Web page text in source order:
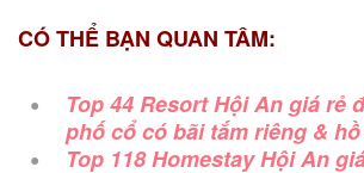
CÓ THỂ BẠN QUAN TÂM:
Top 44 Resort Hội An giá rẻ
phố cổ có bãi tắm riêng &
Top 118 Homestay Hội An